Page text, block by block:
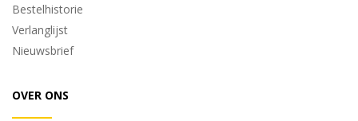
Bestelhistorie
Verlanglijst
Nieuwsbrief
OVER ONS